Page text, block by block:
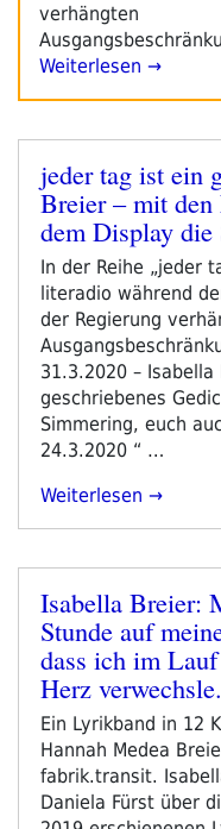
verhängten
Weiterlesen →
Veröffentlicht
am
jeder tag ist ein
Breier – mit den
dem Display die
In der Reihe „jeder
literadio während
der Regierung
31.3.2020 –
geschriebenes
Simmering, euch
24.3.2020 “ …
„jeder
Ein
Gedicht
#10:
Isabella
Breier
–
Mit
Den
Füßen
Im
Weiterlesen
Veröffentlicht
am
Isabella Breier:
Stunde auf
dass ich im
Herz verwechsle.
Ein Lyrikband in 12
Hannah Medea
fabrik.transit.
Daniela Fürst über